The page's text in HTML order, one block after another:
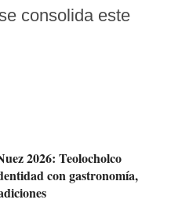
consolida este
2026: Teolocholco
con gastronomía,